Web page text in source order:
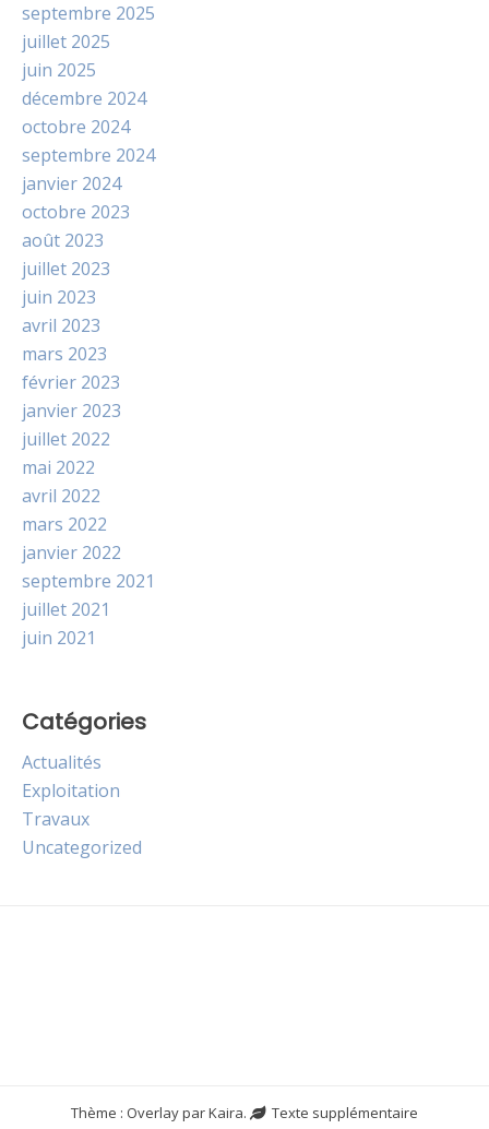
septembre 2025
juillet 2025
juin 2025
décembre 2024
octobre 2024
septembre 2024
janvier 2024
octobre 2023
août 2023
juillet 2023
juin 2023
avril 2023
mars 2023
février 2023
janvier 2023
juillet 2022
mai 2022
avril 2022
mars 2022
janvier 2022
septembre 2021
juillet 2021
juin 2021
Catégories
Actualités
Exploitation
Travaux
Uncategorized
Thème : Overlay parKaira. Texte supplémentaire